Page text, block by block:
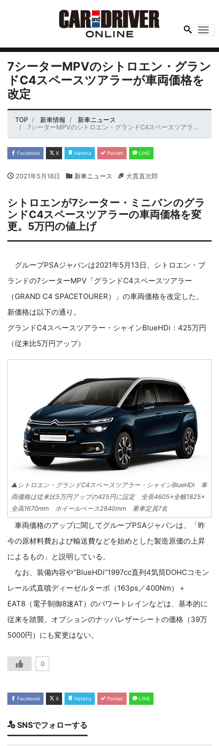
7シーターMPVのシトロエン・グラン
ドC4スペースツアラーが車両価格を
改定
TOP 新車情報
新車ニュース
7シーターMPVのシトロエン・グランドC4スペースツアラーが車両価格を改定
Facebook X Hatena Pocket LINE
2021年5月18日 新車ニュース 大貫直次郎
シトロエンが7シーター・ミニバンのグラ
ンドC4スペースツアラーの車両価格を変
更。5万円の値上げ
グループPSAジャパンは2021年5月13日、シトロエン・ブ
ランドの7シーターMPV「グランドC4スペースツアラー
（GRAND C4 SPACETOURER）」の車両価格を改定した。
新価格は以下の通り。
グランドC4スペースツアラー・シャインBlueHDi：425万円
（従来比5万円アップ）
▲シトロエン・グランドC4スペースツアラー・シャインBlueHDi 車
両価格は従来比5万円アップの425円に設定 全長4605×全幅1825×
全高1670mm ホイールベース2840mm 乗車定員7名
車両価格のアップに関してグループPSAジャパンは、「昨
今の原材料費および輸送費などを始めとした製造原価の上昇
によるもの」と説明している。
なお、装備内容や“BlueHDi”1997cc直列4気筒DOHCコモン
レール式直噴ディーゼルターボ（163ps／400Nm）＋
EAT8（電子制御8速AT）のパワートレインなどは、基本的に
従来を踏襲。オプションのナッパレザーシートの価格（39万
5000円）にも変更はない。
0
Facebook X Hatena Pocket LINE
SNSでフォローする